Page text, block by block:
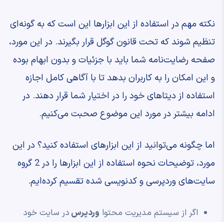
نکته مهم در استفاده از این ابزارها این است که به گونه‌ای
تنظیم شوند که تحت قانون گوگل قرار بگیرند. در این مورد،
صفحه رضایت‌نامه شما باید با جزئیات و بدون ابهام بوده
و این امکان را به کاربران بدهد تا با آگاهی کامل اجازه
استفاده از دیتاهای خود را در اختیار شما قرار دهند. در
ادامه بیشتر در مورد این موضوع صحبت می‌کنیم.
اما چگونه می‌توانید از این ابزارهای استفاده کنید؟ در این
مورد، توضیحات نحوه استفاده از این ابزارها را در 2 گروه
سایت‌های وردپرسی و کدنویسی شده تقسیم کرده‌ایم.
اگر از سیستم مدیریت محتوا وردپرس در سایت خود